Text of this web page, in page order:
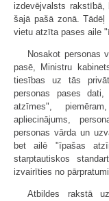
izdevējvalsts rakstībā,
šajā pašā zonā. Tādēļ
vietu atzīta pases aile
Nosakot personas
pasē, Ministru
tiesības uz tās
personas pases
atzīmes",
apliecinājums,
personas vārda un
bet ailē "īpašas
starptautiskos
izvairīties no
Atbildes rakstā